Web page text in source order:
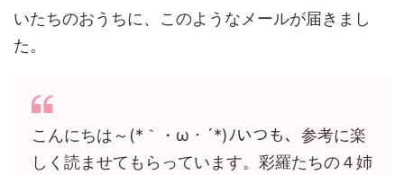
いたちのおうちに、このようなメールが届きまし
た。
こんにちは～(*｀・ω・´*)ﾉいつも、参考に楽
しく読ませてもらっています。彩羅たちの４姉